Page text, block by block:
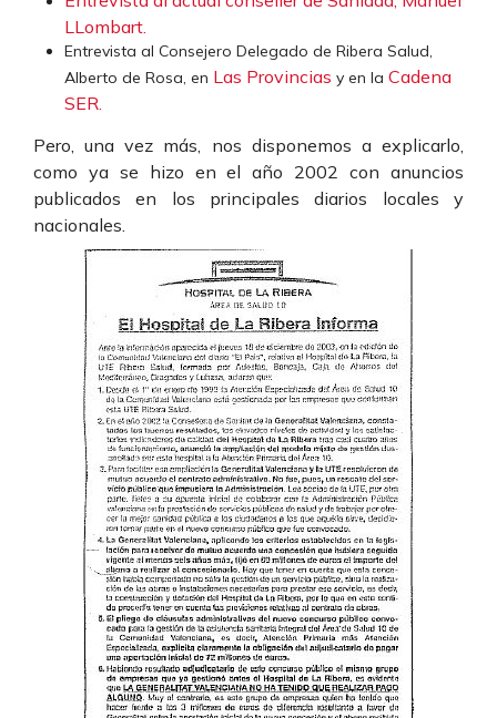
LLombart.
Entrevista al Consejero Delegado de Ribera Salud,
Alberto de Rosa, en Las Provincias y en la Cadena
SER.
Pero, una vez más, nos disponemos a explicarlo,
como ya se hizo en el año 2002 con anuncios
publicados en los principales diarios locales y
nacionales.